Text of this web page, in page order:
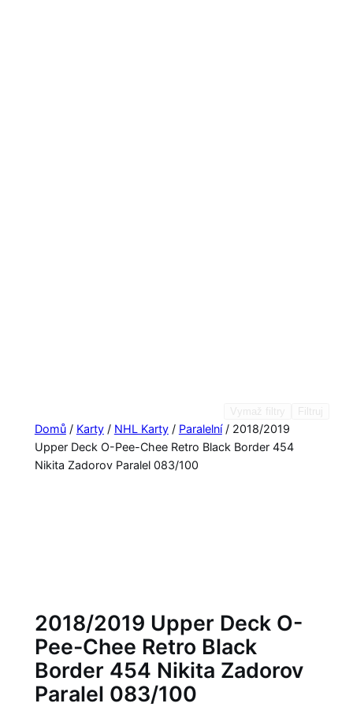
Domů/ Karty/ NHL Karty/ Paralelní/ 2018/2019
Upper Deck O-Pee-Chee Retro Black Border 454
Nikita Zadorov Paralel 083/100
2018/2019 Upper Deck O-
Pee-Chee Retro Black
Border 454 Nikita Zadorov
Paralel 083/100